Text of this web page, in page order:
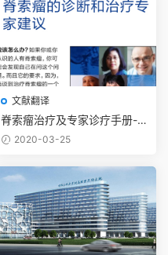
文献翻译
脊索瘤治疗及专家诊疗手册-脊
索瘤基金会
2020-03-25